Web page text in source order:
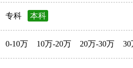
专科 本科
0-10万 10万-20万 20万-30万 30